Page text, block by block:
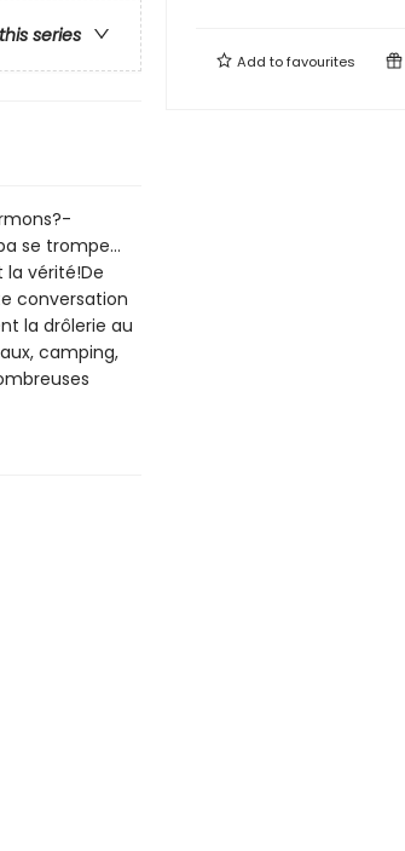
series
se trompe…
la vérité!De
conversation
la drôlerie au
camping,
Add tofavourites